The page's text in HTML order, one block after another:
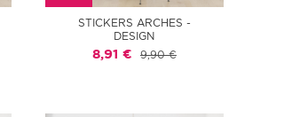
STICKERS ARCHES -
DESIGN
8,91 € 9,90 €